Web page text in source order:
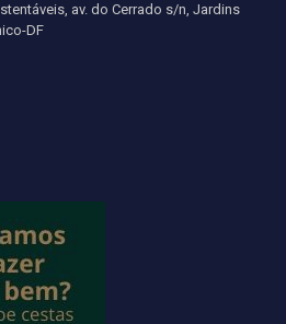
av. do Cerrado s/n, Jardins
DF